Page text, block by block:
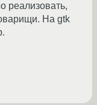
реализовать,
На gtk